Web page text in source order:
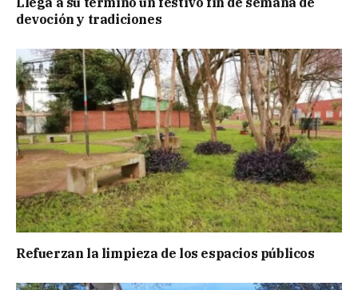
devoción y tradiciones
Refuerzan la limpieza de los espacios públicos